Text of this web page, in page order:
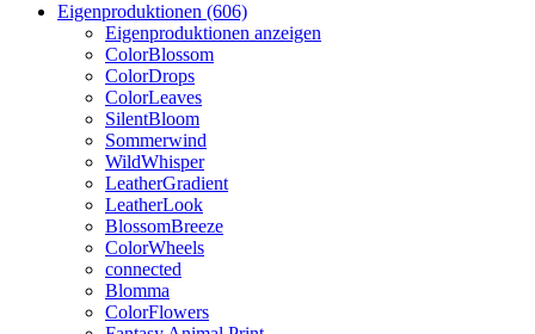
Eigenproduktionen (606)
Eigenproduktionen anzeigen
ColorBlossom
ColorDrops
ColorLeaves
SilentBloom
Sommerwind
WildWhisper
LeatherGradient
LeatherLook
BlossomBreeze
ColorWheels
connected
Blomma
ColorFlowers